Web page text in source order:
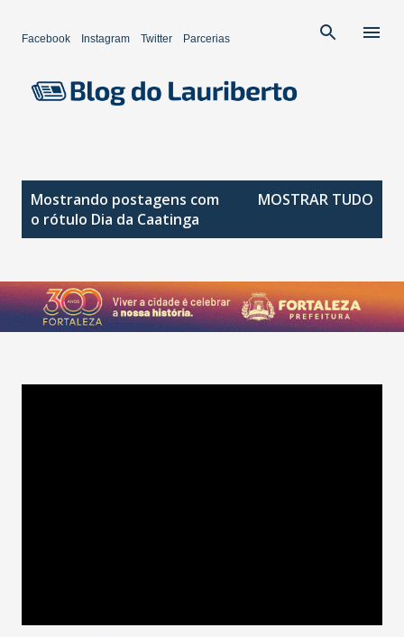
Facebook Instagram Twitter Parcerias
a
g
e
Mostrando postagens com
o rótulo Dia da Caatinga
MOSTRAR TUDO